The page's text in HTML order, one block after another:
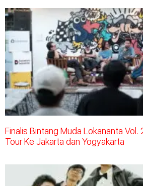
Finalis Bintang Muda Lokananta Vol.
Tour Ke Jakarta dan Yogyakarta